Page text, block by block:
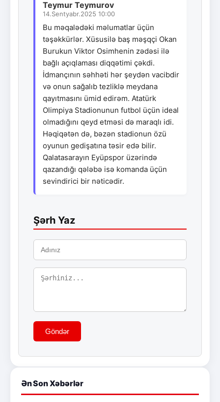
Teymur Teymurov
14.Sentyabr.2025 10:00
Bu məqalədəki məlumatlar üçün
təşəkkürlər. Xüsusilə baş məşqçi Okan
Burukun Viktor Osimhenin zədəsi ilə
bağlı açıqlaması diqqətimi çəkdi.
İdmançının səhhəti hər şeydən vacibdir
və onun sağalıb tezliklə meydana
qayıtmasını ümid edirəm. Atatürk
Olimpiya Stadionunun futbol üçün ideal
olmadığını qeyd etməsi də maraqlı idi.
Həqiqətən də, bəzən stadionun özü
oyunun gedişatına təsir edə bilir.
Qalatasarayın Eyüpspor üzərində
qazandığı qələbə isə komanda üçün
sevindirici bir nəticədir.
Şərh Yaz
Göndər
Ən Son Xəbərlər